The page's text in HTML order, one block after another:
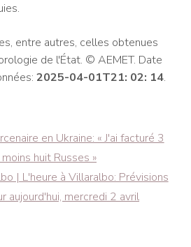
entre autres, celles obtenues
de l'État. © AEMET. Date
2025-04-01T21: 02: 14.
en Ukraine: « J'ai facturé 3
huit Russes »
| L'heure à Villaralbo: Prévisions
aujourd'hui, mercredi 2 avril